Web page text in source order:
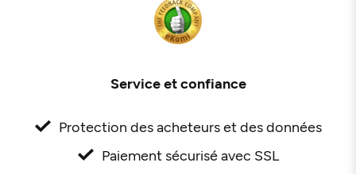
Service et confiance
Protection des acheteurs et des données
Paiement sécurisé avec SSL